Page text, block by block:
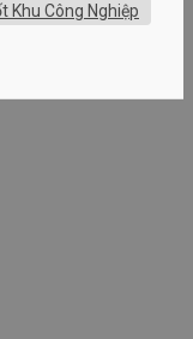
Khu Công Nghiệp